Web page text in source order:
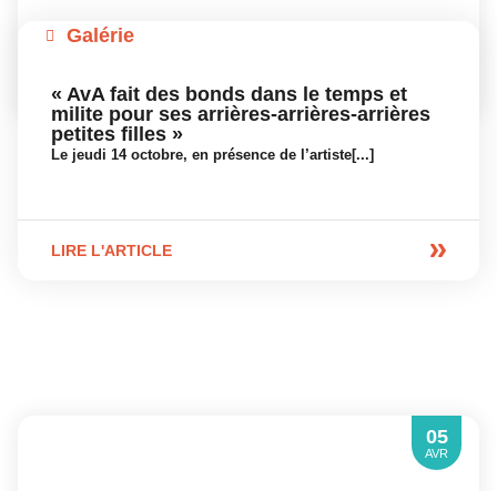
Galérie
« AvA fait des bonds dans le temps et
milite pour ses arrières-arrières-arrières
petites filles »
Le jeudi 14 octobre, en présence de l’artiste[...]
LIRE L'ARTICLE
05
AVR